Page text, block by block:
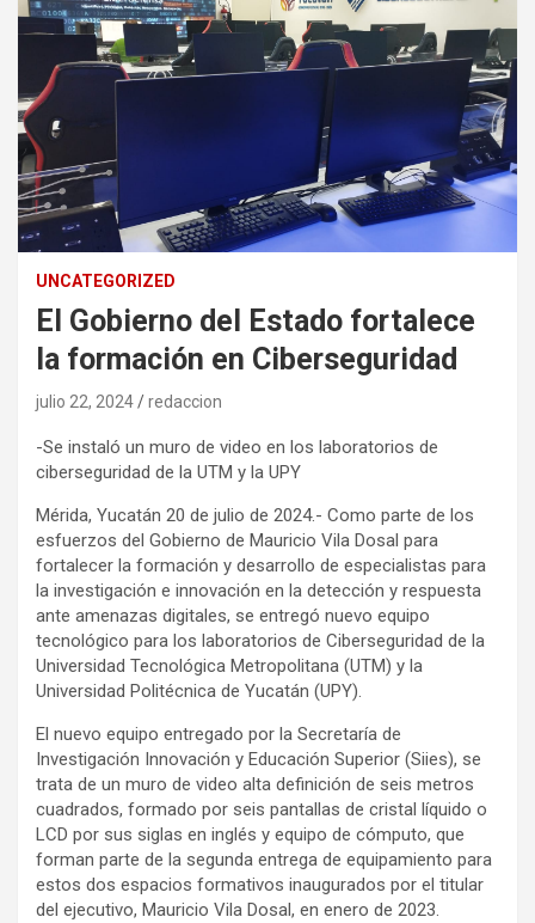
UNCATEGORIZED
El Gobierno del Estado fortalece
la formación en Ciberseguridad
julio 22, 2024 redaccion
-Se instaló un muro de video en los laboratorios de
ciberseguridad de la UTM y la UPY
Mérida, Yucatán 20 de julio de 2024.- Como parte de los
esfuerzos del Gobierno de Mauricio Vila Dosal para
fortalecer la formación y desarrollo de especialistas para
la investigación e innovación en la detección y respuesta
ante amenazas digitales, se entregó nuevo equipo
tecnológico para los laboratorios de Ciberseguridad de la
Universidad Tecnológica Metropolitana (UTM) y la
Universidad Politécnica de Yucatán (UPY).
El nuevo equipo entregado por la Secretaría de
Investigación Innovación y Educación Superior (Siies), se
trata de un muro de video alta definición de seis metros
cuadrados, formado por seis pantallas de cristal líquido o
LCD por sus siglas en inglés y equipo de cómputo, que
forman parte de la segunda entrega de equipamiento para
estos dos espacios formativos inaugurados por el titular
del ejecutivo, Mauricio Vila Dosal, en enero de 2023.